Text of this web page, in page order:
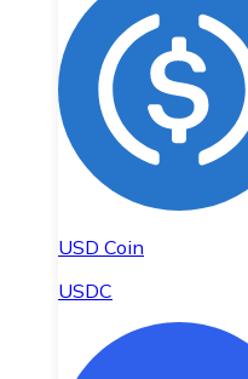
USD Coin
USDC